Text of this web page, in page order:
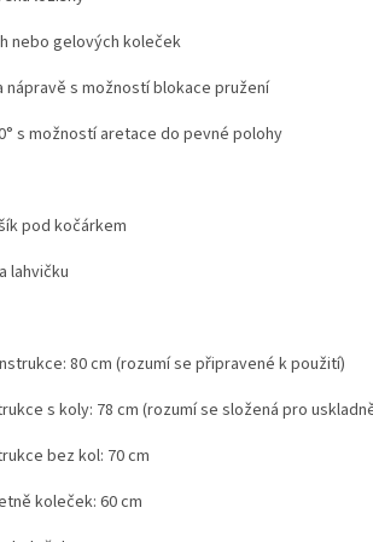
nebo gelových koleček
nápravě s možností blokace pružení
s možností aretace do pevné polohy
pod kočárkem
lahvičku
80 cm (rozumí se připravené k použití)
s koly: 78 cm (rozumí se složená pro
bez kol: 70 cm
koleček: 60 cm